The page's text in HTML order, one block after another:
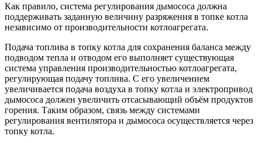
Как правило, система регулирования дымососа должна
поддерживать заданную величину разряжения в топке котла
независимо от производительности котлоагрегата.
Подача топлива в топку котла для сохранения баланса между
подводом тепла и отводом его выполняет существующая
система управления производительностью котлоагрегата,
регулирующая подачу топлива. С его увеличением
увеличивается подача воздуха в топку котла и электропривод
дымососа должен увеличить отсасывающий объём продуктов
горения. Таким образом, связь между системами
регулирования вентилятора и дымососа осуществляется через
топку котла.